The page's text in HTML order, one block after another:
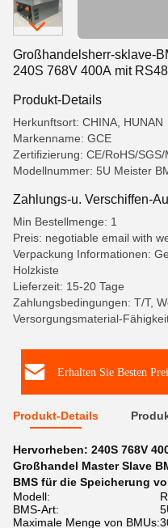
Großhandelsherr-sklave-
240S 768V 400A mit
Produkt-Details
Herkunftsort: CHINA, HUNAN
Markenname: GCE
Zertifizierung: CE/RoHS/SGS/
Modellnummer: 5U Meister
Zahlungs-u. Verschiffen-
Min Bestellmenge: 1
Preis: negotiable email with
Verpackung Informationen:
Holzkiste
Lieferzeit: 15-20 Tage
Zahlungsbedingungen: T/T,
Versorgungsmaterial-
Erhalten Sie Besten
Produkt-Details
Hervorheben: 240S 768V
Großhandel Master Slave
BMS für die Speicherung
Modell:
BMS-Art:
Maximale Menge von BMUs: